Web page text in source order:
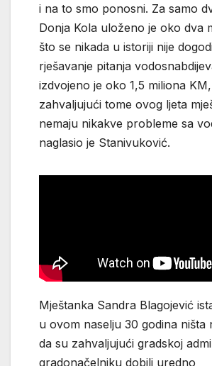
i na to smo ponosni. Za samo
Donja Kola uloženo je oko dva
što se nikada u istoriji nije
rješavanje pitanja
izdvojeno je oko 1,5 miliona
zahvaljujući tome ovog ljeta
nemaju nikakve probleme sa
naglasio je Stanivuković.
Mještanka Sandra Blagojević
u ovom naselju 30 godina ništa
da su zahvaljujući gradskoj
gradonačelniku dobili uredno